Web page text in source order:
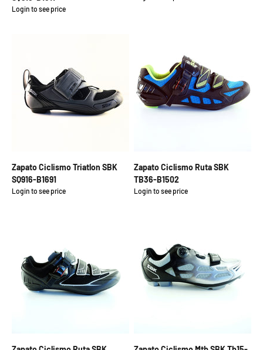
Precio de oferta
Login to see price
Zapato Ciclismo Triatlon SBK
SQ916-B1691
Precio de oferta
Login to see price
Zapato Ciclismo Ruta SBK
TB36-B1502
Precio de oferta
Login to see price